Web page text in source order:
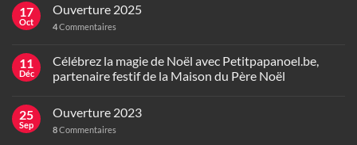
17
Oct
Ouverture 2025
4Commentaires
11
Déc
Célébrez la magie de Noël avec Petitpapanoel.be,
partenaire festif de la Maison du Père Noël
25
Sep
Ouverture 2023
8Commentaires